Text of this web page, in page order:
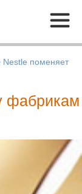
Меню
Nestle поменяет
фабрикам